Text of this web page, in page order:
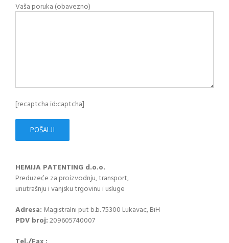
Vaša poruka (obavezno)
[recaptcha id:captcha]
HEMIJA PATENTING d.o.o.
Preduzeće za proizvodnju, transport,
unutrašnju i vanjsku trgovinu i usluge
Adresa: Magistralni put b.b. 75300 Lukavac, BiH
PDV broj:209605740007
Tel./Fax :